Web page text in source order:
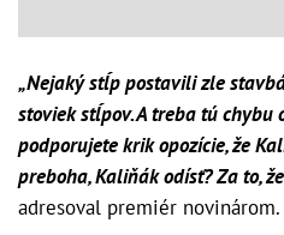
„Nejaký stĺp postavili zle
stoviek stĺpov. A treba tú chybu
podporujete krik opozície, že
preboha, Kaliňák odísť? Za to,
adresoval premiér novinárom.